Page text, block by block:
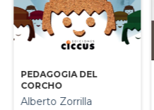
PEDAGOGIA DEL
CORCHO
Alberto Zorrilla